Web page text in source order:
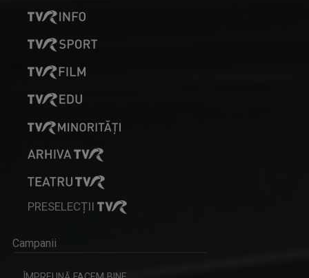
PRESELECȚII
Campanii